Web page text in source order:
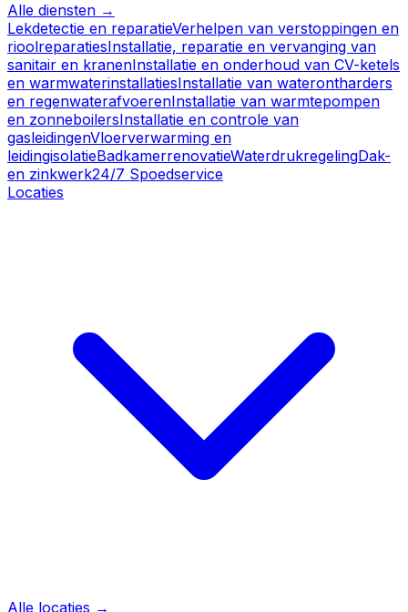
Alle diensten →
Lekdetectie en reparatieVerhelpen van verstoppingen en
rioolreparatiesInstallatie, reparatie en vervanging van
sanitair en kranenInstallatie en onderhoud van CV-ketels
en warmwaterinstallatiesInstallatie van waterontharders
en regenwaterafvoerenInstallatie van warmtepompen
en zonneboilersInstallatie en controle van
gasleidingenVloerverwarming en
leidingisolatieBadkamerrenovatieWaterdrukregelingDak-
en zinkwerk24/7 Spoedservice
Locaties
Alle locaties →